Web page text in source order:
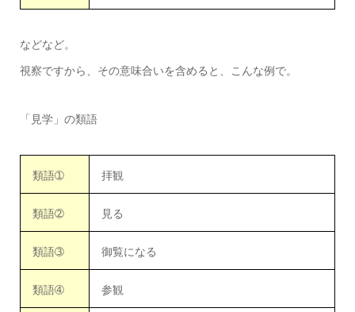
などなど。
視察ですから、その意味合いを含めると、こんな例で。
「見学」の類語
類語➀ 拝観
類語➁ 見る
類語➂ 御覧になる
類語➃ 参観